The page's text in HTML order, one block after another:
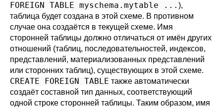
FOREIGN TABLE myschema.mytable ... ),
таблица будет создана в этой схеме. В противном
случае она создаётся в текущей схеме. Имя
сторонней таблицы должно отличаться от имён других
отношений (таблиц, последовательностей, индексов,
представлений, материализованных представлений
или сторонних таблиц), существующих в этой схеме.
CREATE FOREIGN TABLE также автоматически
создаёт составной тип данных, соответствующий
одной строке сторонней таблицы. Таким образом, имя